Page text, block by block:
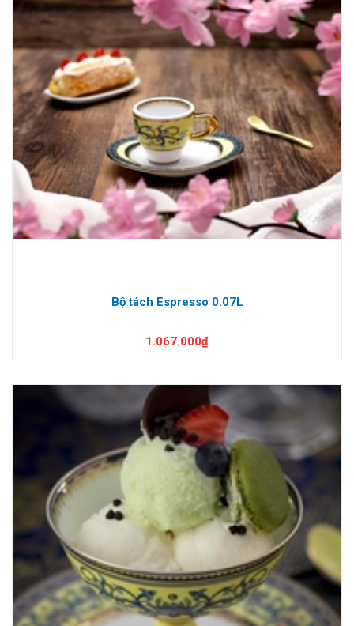
Bộ tách Espresso 0.07L
1.067.000₫